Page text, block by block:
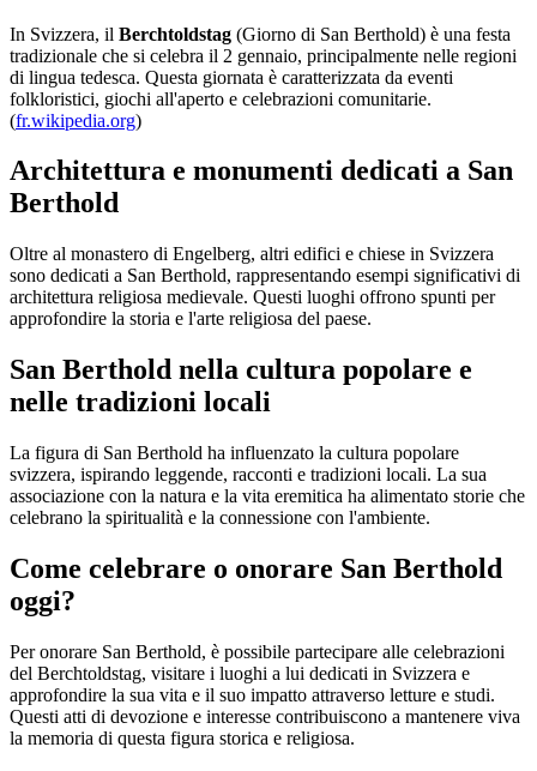
In Svizzera, il Berchtoldstag (Giorno di San Berthold) è una festa
tradizionale che si celebra il 2 gennaio, principalmente nelle regioni
di lingua tedesca. Questa giornata è caratterizzata da eventi
folkloristici, giochi all'aperto e celebrazioni comunitarie.
(fr.wikipedia.org)
Architettura e monumenti dedicati a San
Berthold
Oltre al monastero di Engelberg, altri edifici e chiese in Svizzera
sono dedicati a San Berthold, rappresentando esempi significativi di
architettura religiosa medievale. Questi luoghi offrono spunti per
approfondire la storia e l'arte religiosa del paese.
San Berthold nella cultura popolare e
nelle tradizioni locali
La figura di San Berthold ha influenzato la cultura popolare
svizzera, ispirando leggende, racconti e tradizioni locali. La sua
associazione con la natura e la vita eremitica ha alimentato storie che
celebrano la spiritualità e la connessione con l'ambiente.
Come celebrare o onorare San Berthold
oggi?
Per onorare San Berthold, è possibile partecipare alle celebrazioni
del Berchtoldstag, visitare i luoghi a lui dedicati in Svizzera e
approfondire la sua vita e il suo impatto attraverso letture e studi.
Questi atti di devozione e interesse contribuiscono a mantenere viva
la memoria di questa figura storica e religiosa.